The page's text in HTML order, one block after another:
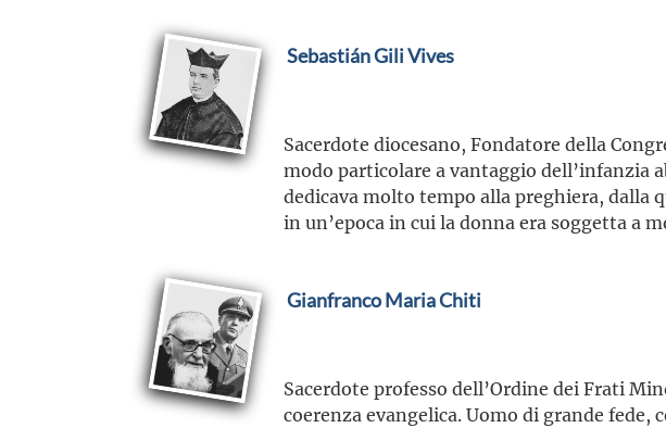
Sebastián Gili Vives
Sacerdote diocesano, Fondatore della
modo particolare a vantaggio dell’infanzia
dedicava molto tempo alla preghiera, dalla
in un’epoca in cui la donna era soggetta a
Gianfranco Maria Chiti
Sacerdote professo dell’Ordine dei Frati
coerenza evangelica. Uomo di grande fede,